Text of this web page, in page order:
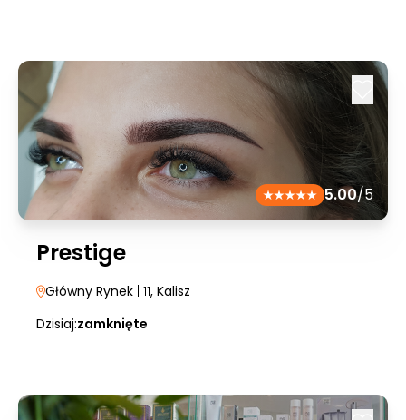
5.00/5
Prestige
Główny Rynek | 11, Kalisz
Dzisiaj:zamknięte